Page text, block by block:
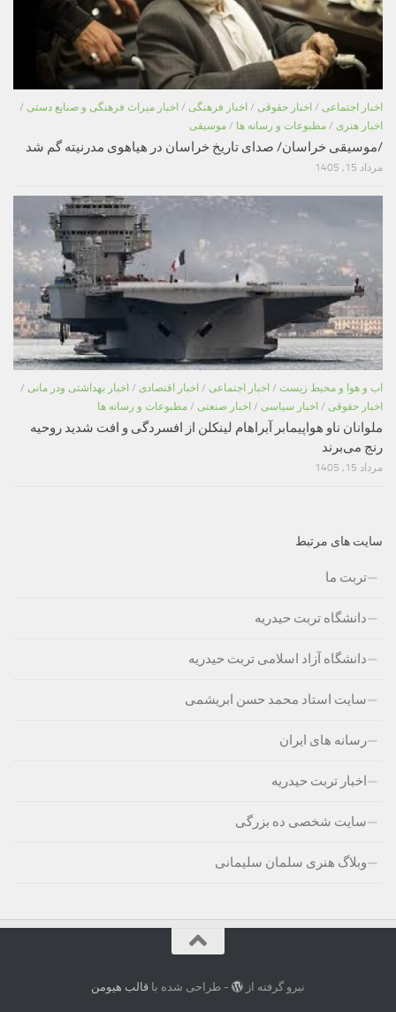
اخبار اجتماعی / اخبار حقوقی / اخبار فرهنگی / اخبار میراث فرهنگی و صنایع دستی /
اخبار هنری / مطبوعات و رسانه ها / موسیقی
/موسیقی خراسان/ صدای تاریخ خراسان در هیاهوی مدرنیته گم شد
مرداد 15, 1405
اب و هوا و محیط زیست / اخبار اجتماعی / اخبار اقتصادی / اخبار بهداشتی ودر مانی /
اخبار حقوقی / اخبار سیاسی / اخبار صنعتی / مطبوعات و رسانه ها
ملوانان ناو هواپیمابر آبراهام لینکلن از افسردگی و افت شدید روحیه
رنج می‌برند
مرداد 15, 1405
سایت های مرتبط
تربت ما
دانشگاه تربت حیدریه
دانشگاه آزاد اسلامی تربت حیدریه
سایت استاد محمد حسن ابریشمی
رسانه های ایران
اخبار تربت حیدریه
سایت شخصی ده بزرگی
وبلاگ هنری سلمان سلیمانی
نیرو گرفته از - طراحی شده باقالب هیومن